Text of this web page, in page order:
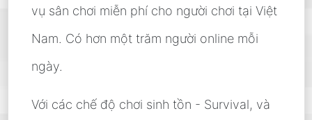
vụ sân chơi miễn phí cho người chơi tại Việt
Nam. Có hơn một trăm người online mỗi
ngày.
Với các chế độ chơi sinh tồn - Survival, và